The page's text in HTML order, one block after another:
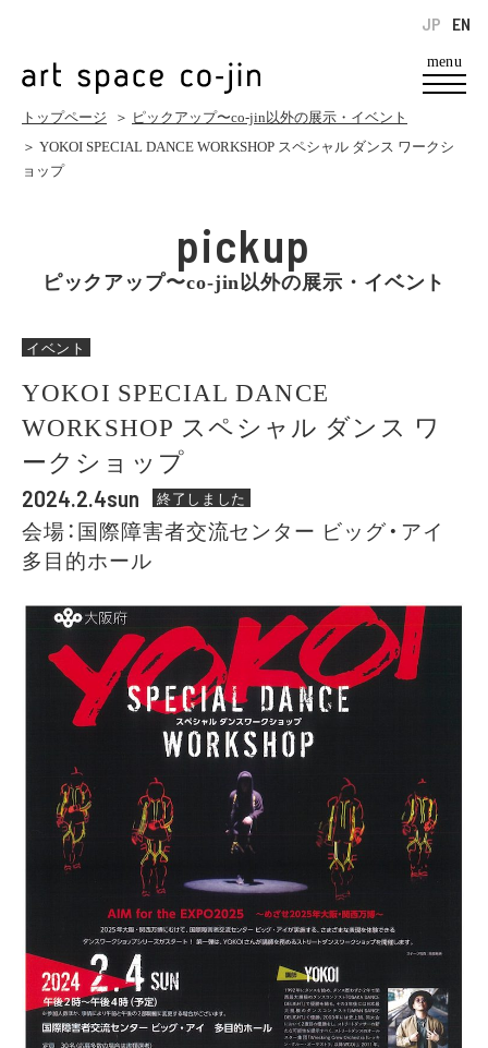
menu
EN
JP
トップページ ＞ ピックアップ〜co-jin以外の展示・イベント
＞ YOKOI SPECIAL DANCE WORKSHOP スペシャル ダンス ワークシ
ョップ
pickup
ピックアップ〜co-jin以外の展示・イベント
イベント
YOKOI SPECIAL DANCE
WORKSHOP スペシャル ダンス ワ
ークショップ
2024.2.4sun 終了しました
会場：国際障害者交流センター ビッグ・アイ
多目的ホール